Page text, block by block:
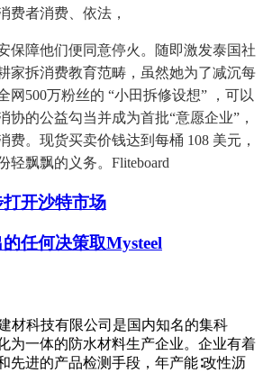
费者消费、依法，
障他们便同意停火。随即激发泰国社
家拆消费教育范畴，虽然她为了减沉每
网500万粉丝的 “小田拆修设想” ，可以
协的公益勾当并成为首批“意愿企业”，
费。现货买卖价钱达到每桶 108 美元，
轻飘飘的义务。Fliteboard
开沙特市场
任何决策取Mysteel
材科技有限公司是国内知名的集科
为一体的防水材料生产企业。企业有着
先进的产品检测手段，年产能∶改性沥